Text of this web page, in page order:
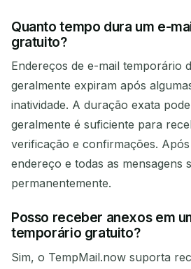
Quanto tempo dura um e-
gratuito?
Endereços de e-mail temporário
geralmente expiram após
inatividade. A duração exata
geralmente é suficiente para
verificação e confirmações.
endereço e todas as mensagens
permanentemente.
Posso receber anexos em
temporário gratuito?
Sim, o TempMail.now suporta